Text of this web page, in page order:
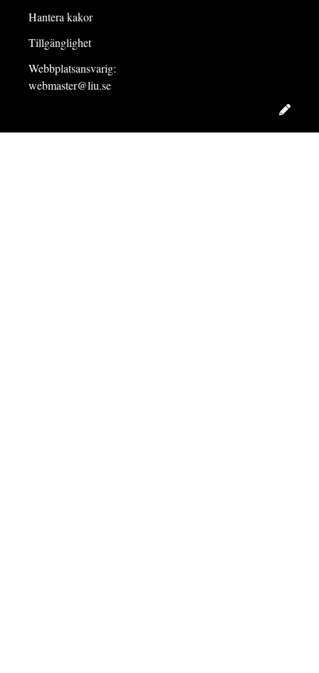
Hantera kakor
Tillgänglighet
Webbplatsansvarig:
webmaster@liu.se